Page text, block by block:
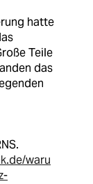
hatte
Teile
das
waru